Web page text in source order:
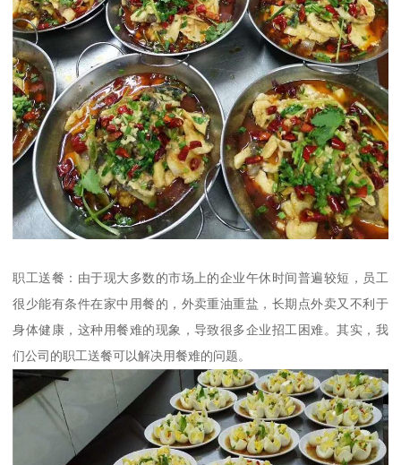
职工送餐：由于现大多数的市场上的企业午休时间普遍较短，员工
很少能有条件在家中用餐的，外卖重油重盐，长期点外卖又不利于
身体健康，这种用餐难的现象，导致很多企业招工困难。其实，我
们公司的职工送餐可以解决用餐难的问题。